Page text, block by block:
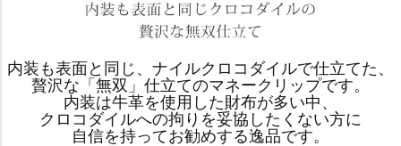
内装も表面と同じ、ナイルクロコダイルで仕立てた、
贅沢な「無双」仕立てのマネークリップです。
内装は牛革を使用した財布が多い中、
クロコダイルへの拘りを妥協したくない方に
自信を持ってお勧めする逸品です。